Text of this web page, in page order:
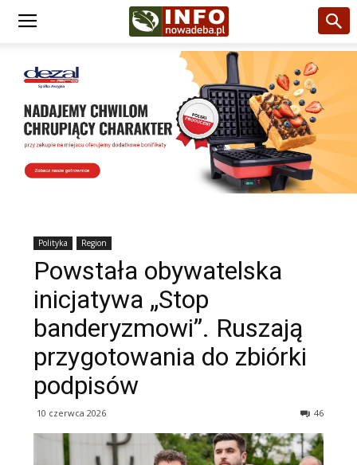
Polityka Region
Powstała obywatelska
inicjatywa „Stop
banderyzmowi”. Ruszają
przygotowania do zbiórki
podpisów
10 czerwca 2026 46